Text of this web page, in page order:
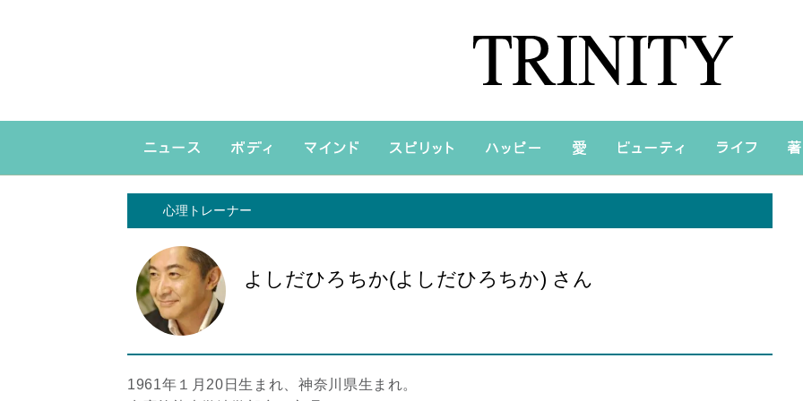
心理トレーナー
よしだひろちか(よしだひろちか) さん
1961年１月20日生まれ、神奈川県生まれ。